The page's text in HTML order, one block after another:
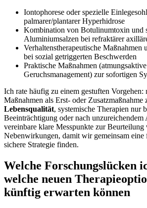
Iontophorese​ oder spezielle
palmarer/plantarer ⁣Hyperhidrose
Kombination von Botulinumtoxin und
Aluminiumsalzen bei refraktärer
Verhaltenstherapeutische ⁣Maßnahmen
bei sozial getriggerten Beschwerden
Praktische Maßnahmen
Geruchsmanagement) zur sofortigen
Ich rate ‍häufig zu einem gestuften⁤ Vorgehen:
Maßnahmen als ‌Erst- oder Zusatzmaßnahme​
Lebensqualität, systemische Therapien nur
Beeinträchtigung oder nach⁤ unzureichendem
vereinbare klare Messpunkte zur
Nebenwirkungen, damit ⁣wir gemeinsam eine
sichere Strategie finden.
Welche Forschungslücken
welche neuen
⁤künftig​ erwarten können